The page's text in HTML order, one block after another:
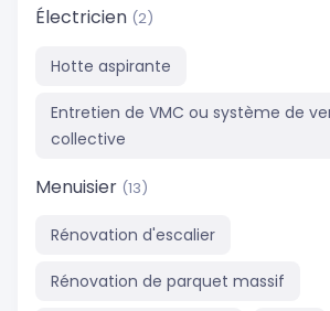
Électricien (2)
Hotte aspirante
Entretien de VMC ou système de
collective
Menuisier (13)
Rénovation d'escalier
Rénovation de parquet massif